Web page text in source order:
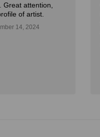
Great attention,
of artist.
14, 2024